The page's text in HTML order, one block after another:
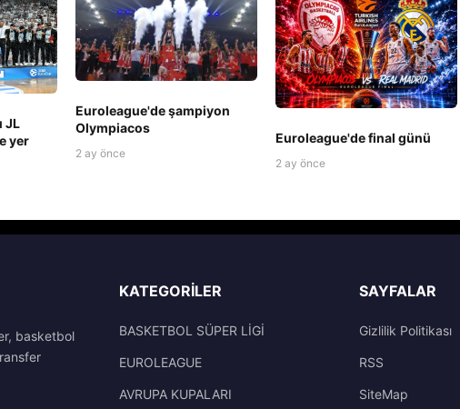
JL
yer
Euroleague'de şampiyon
Olympiacos
2 ay önce
Euroleague'de final günü
2 ay önce
basketbol
KATEGORILER
BASKETBOL SÜPER LİGİ
EUROLEAGUE
AVRUPA KUPALARI
SAYFALAR
Gizlilik Politikası
RSS
SiteMap